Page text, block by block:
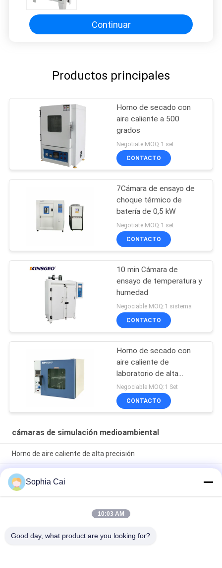
corrosión anti
Continuar
Productos principales
Horno de secado con
aire caliente a 500
grados
Negotiate MOQ:1 set
CONTACTO
7Cámara de ensayo de
choque térmico de
batería de 0,5 kW
Negotiate MOQ:1 set
CONTACTO
10 min Cámara de
ensayo de temperatura y
humedad
Negociable MOQ:1 sistema
CONTACTO
Horno de secado con
aire caliente de
laboratorio de alta
precisión
Negociable MOQ:1 Set
CONTACTO
cámaras de simulación medioambiental
Horno de aire caliente de alta precisión
Horno de precisión de laboratorio de 200 grados con sistema
de calefacción PID+S.S.R, acero inoxidable SUS 304 y precisión
±0,3°C
Cámara de prueba ambiental industrial de 200-500 grados
centígrados con control de microcomputadora PID y tamaño
Sophia Cai
10:03 AM
Good day, what product are you looking for?